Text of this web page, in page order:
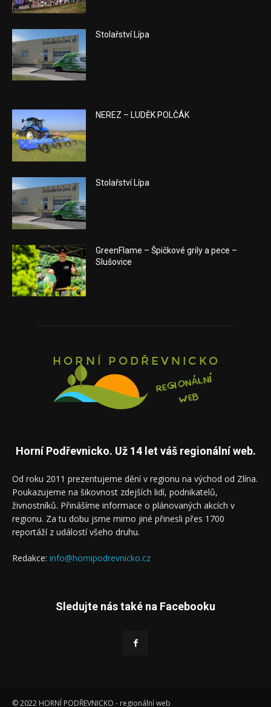
Stolařství Lípa
NEREZ – LUDĚK POLČÁK
Stolařství Lípa
GreenFlame – Špičkové grily a pece –
Slušovice
Horní Podřevnicko. Už 14 let váš regionální web.
Od roku 2011 prezentujeme dění v regionu na východ od Zlína.
Poukazujeme na šikovnost zdejších lidí, podnikatelů,
živnostníků. Přinášíme informace o plánovaných akcích v
regionu. Za tu dobu jsme mimo jiné přinesli přes 1700
reportáží z událostí všeho druhu.
Redakce: info@hornipodrevnicko.cz
Sledujte nás také na Facebooku
© 2022 HORNÍ PODŘEVNICKO - regionální web